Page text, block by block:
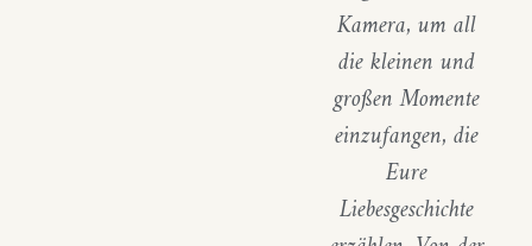
Kamera, um all
die kleinen und
großen Momente
einzufangen, die
Eure
Liebesgeschichte